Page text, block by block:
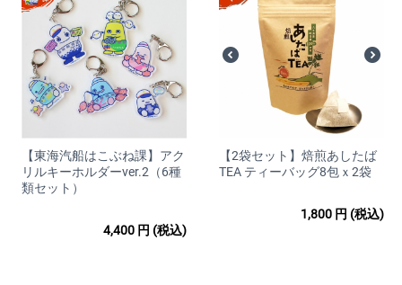
当サイトのページの閲覧、コンテンツ購入、ソフトウェアのダ
ウンロード等に必要とな るインターネット接続料金、通信料金
は、お客様のご負担となります。
また、別途送料がかかる商品もございます。
送料は商品ごとにより異なりますので、商品ページにて個別に
ご案内いたします。
■配送について
□業者 日本郵便
※お客様による配送業者の指定はできません。
【東海汽船はこぶね課】アク
リルキーホルダーver.2（6種
類セット）
4,400 円 (税込)
【2袋セット】焙煎あしたば
TEA ティーバッグ8包ｘ2袋
1,800 円 (税込)